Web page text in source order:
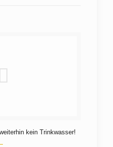
kein Trinkwasser!